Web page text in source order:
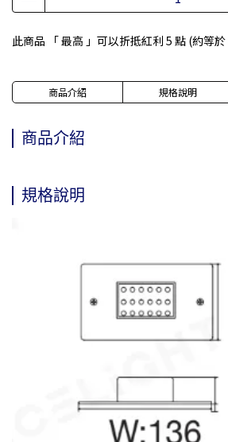
此商品 「 最高 」可以折抵紅利 5 點 (約等於
商品介紹 規格說明
商品介紹
規格說明